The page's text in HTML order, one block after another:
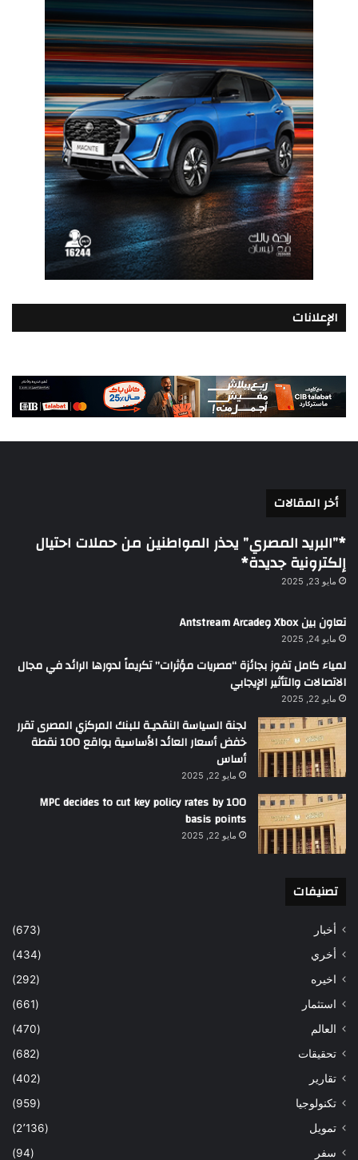
الإعلانات
أخر المقالات
*”البريد المصري” يحذر المواطنين من حملات احتيال
إلكترونية جديدة*
مايو 23, 2025
تعاون بين Xbox وAntstream Arcade
مايو 24, 2025
لمياء كامل تفوز بجائزة “مصريات مؤثرات” تكريماً لدورها الرائد في مجال
الاتصالات والتأثير الإيجابي
مايو 22, 2025
لجنة السياسة النقديـة للبنك المركزي المصرى تقرر
خفض أسعار العائد الأساسية بواقع 100 نقطة
أساس
مايو 22, 2025
MPC decides to cut key policy rates by 100
basis points
مايو 22, 2025
تصنيفات
أخبار
(673)
أخري
(434)
اخيره
(292)
استثمار
(661)
العالم
(470)
تحقيقات
(682)
تقارير
(402)
تكنولوجيا
(959)
تمويل
(2٬136)
سفر
(94)